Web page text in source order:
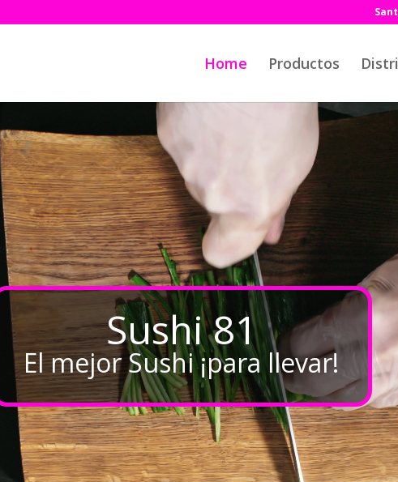
Home Productos
Sushi 81
El mejor Sushi ¡para llevar!